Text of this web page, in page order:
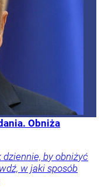
Obniża
by obniżyć
w jaki sposób